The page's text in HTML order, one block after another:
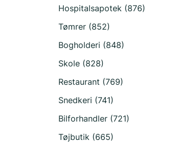
Hospitalsapotek (876)
Tømrer (852)
Bogholderi (848)
Skole (828)
Restaurant (769)
Snedkeri (741)
Bilforhandler (721)
Tøjbutik (665)